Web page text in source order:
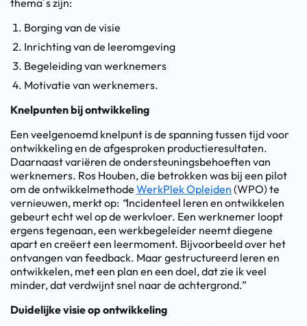
Borging van de visie
Inrichting van de leeromgeving
Begeleiding van werknemers
Motivatie van werknemers.
Knelpunten bij ontwikkeling
Een veelgenoemd knelpunt is de spanning tussen tijd voor
ontwikkeling en de afgesproken productieresultaten.
Daarnaast variëren de ondersteuningsbehoeften van
werknemers. Ros Houben, die betrokken was bij een pilot
om de ontwikkelmethode WerkPlek Opleiden (WPO) te
vernieuwen, merkt op: “Incidenteel leren en ontwikkelen
gebeurt echt wel op de werkvloer. Een werknemer loopt
ergens tegenaan, een werkbegeleider neemt diegene
apart en creëert een leermoment. Bijvoorbeeld over het
ontvangen van feedback. Maar gestructureerd leren en
ontwikkelen, met een plan en een doel, dat zie ik veel
minder, dat verdwijnt snel naar de achtergrond.”
Duidelijke visie op ontwikkeling